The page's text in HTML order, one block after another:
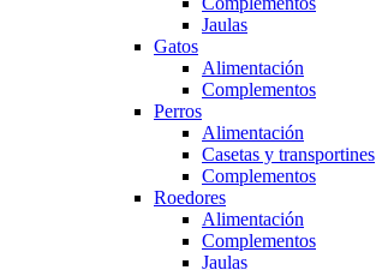
Jaulas
Gatos
Alimentación
Complementos
Perros
Alimentación
Casetas y transportines
Complementos
Roedores
Alimentación
Complementos
Jaulas